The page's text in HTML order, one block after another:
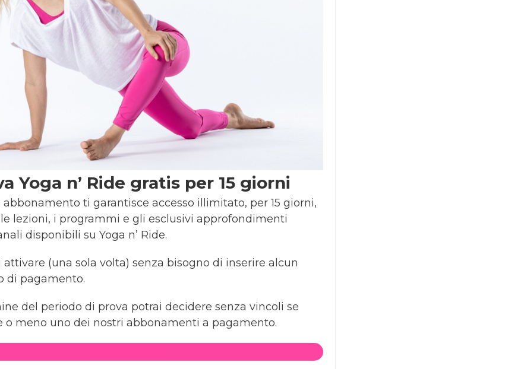
Yoga n’ Ride gratis per 15 giorni
abbonamento ti garantisce accesso illimitato, per 15 giorni,
lezioni, i programmi e gli esclusivi approfondimenti
disponibili su Yoga n’ Ride.
attivare (una sola volta) senza bisogno di inserire alcun
di pagamento.
del periodo di prova potrai decidere senza vincoli se
o meno uno dei nostri abbonamenti a pagamento.